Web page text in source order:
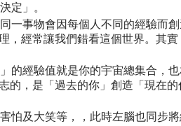
定」。
事物會因每個人不同的經驗而
經常讓我們錯看這個世界。其
經驗值就是你的宇宙總集合，
，是「過去的你」創造「現在
及大笑等，，此時左腦也同步將